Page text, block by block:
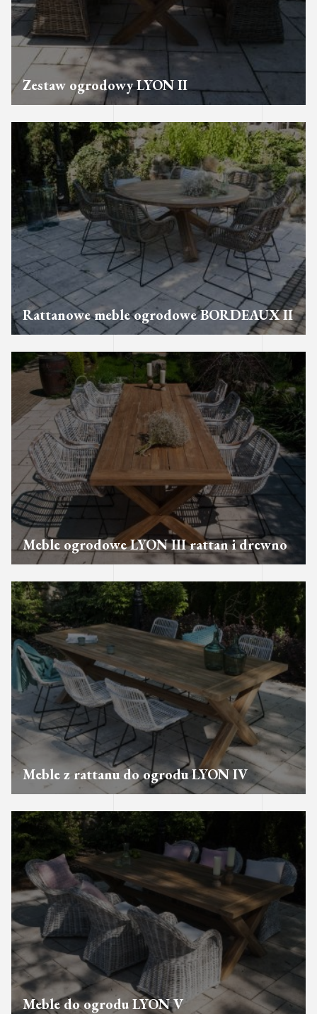
Zestaw ogrodowy LYON II
Rattanowe meble ogrodowe BORDEAUX II
Meble ogrodowe LYON III rattan i drewno
Meble z rattanu do ogrodu LYON IV
Meble do ogrodu LYON V